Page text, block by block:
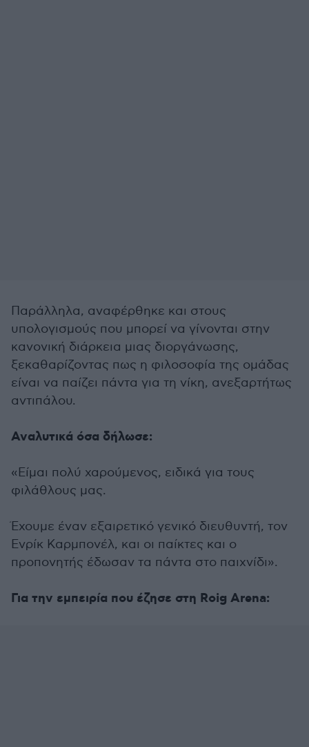
Παράλληλα, αναφέρθηκε και στους
υπολογισμούς που μπορεί να γίνονται στην
κανονική διάρκεια μιας διοργάνωσης,
ξεκαθαρίζοντας πως η φιλοσοφία της ομάδας
είναι να παίζει πάντα για τη νίκη, ανεξαρτήτως
αντιπάλου.
Αναλυτικά όσα δήλωσε:
«Είμαι πολύ χαρούμενος, ειδικά για τους
φιλάθλους μας.
Έχουμε έναν εξαιρετικό γενικό διευθυντή, τον
Ενρίκ Καρμπονέλ, και οι παίκτες και ο
προπονητής έδωσαν τα πάντα στο παιχνίδι».
Για την εμπειρία που έζησε στη Roig Arena: